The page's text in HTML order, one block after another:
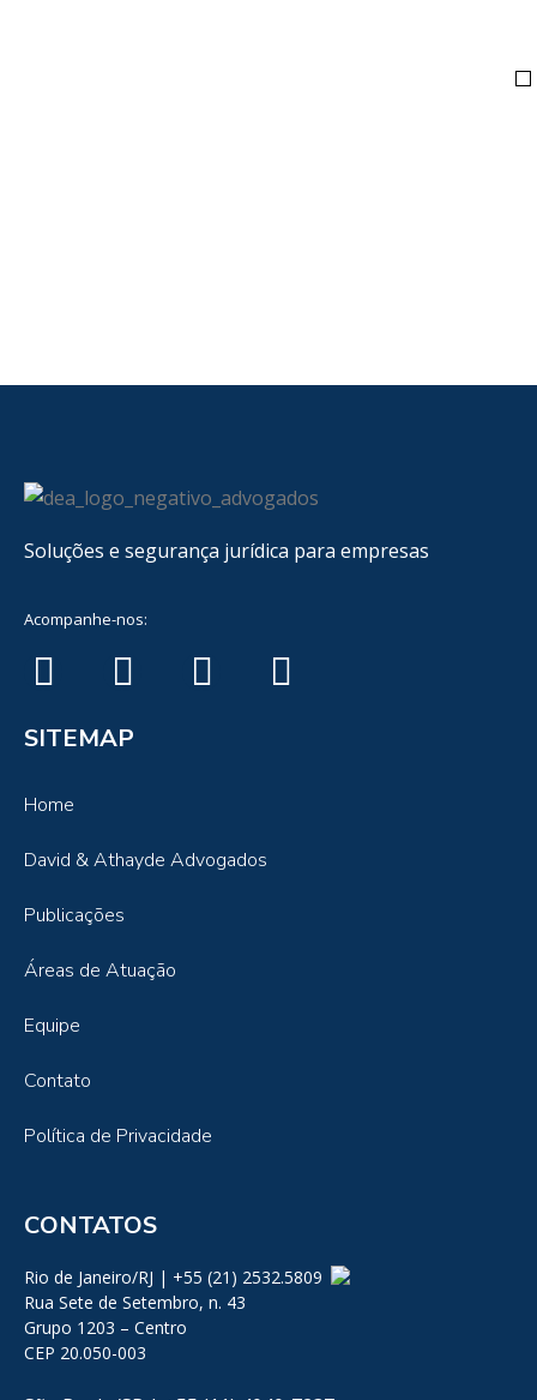
Soluções e segurança jurídica para empresas
Acompanhe-nos:
SITEMAP
Home
David & Athayde Advogados
Publicações
Áreas de Atuação
Equipe
Contato
Política de Privacidade
CONTATOS
Rio de Janeiro/RJ | +55 (21) 2532.5809
Rua Sete de Setembro, n. 43
Grupo 1203 – Centro
CEP 20.050-003